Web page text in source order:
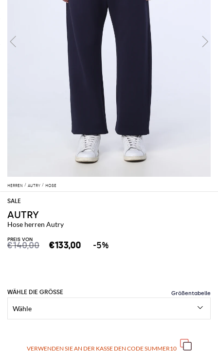
HERREN AUTRY HOSE
AUTRY
Hose herren Autry
PREIS VON
€140,00 €133,00 -5%
WÄHLE DIE GRÖSSE
VERWENDEN SIE AN DER KASSE DEN CODESUMMER10